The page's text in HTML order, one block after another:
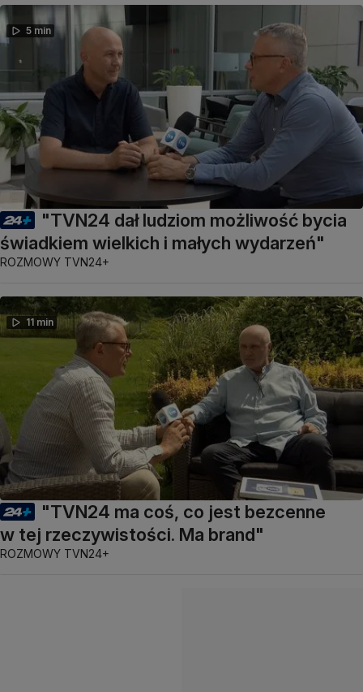
5 min
"TVN24 dał ludziom możliwość bycia
świadkiem wielkich i małych wydarzeń"
ROZMOWY TVN24+
11 min
"TVN24 ma coś, co jest bezcenne
w tej rzeczywistości. Ma brand"
ROZMOWY TVN24+